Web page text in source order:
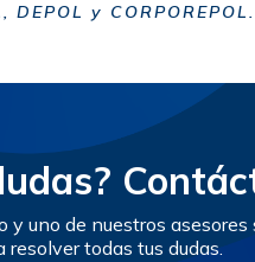
DEPOL y
y uno de nuestros asesores
resolver todas tus dudas.